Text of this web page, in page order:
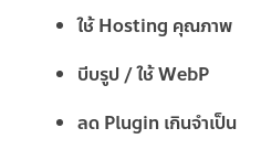
ใช้ Hosting คุณภาพ
บีบรูป / ใช้ WebP
ลด Plugin เกินจำเป็น